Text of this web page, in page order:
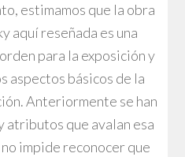
estimamos que la obra
aquí reseñada es una
para la exposición y
aspectos básicos de la
Anteriormente se han
atributos que avalan esa
impide reconocer que